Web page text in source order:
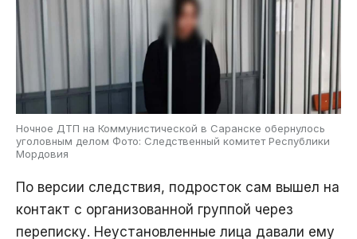
Ночное ДТП на Коммунистической в Саранске обернулось
уголовным делом Фото: Следственный комитет Республики
Мордовия
По версии следствия, подросток сам вышел на
контакт с организованной группой через
переписку. Неустановленные лица давали ему